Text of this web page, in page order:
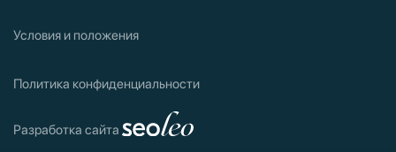
Условия и положения
Политика конфиденциальности
Разработка сайта